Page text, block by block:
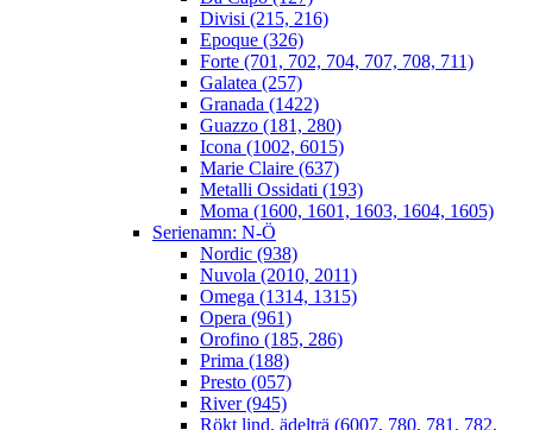
Divisi (215, 216)
Epoque (326)
Forte (701, 702, 704, 707, 708, 711)
Galatea (257)
Granada (1422)
Guazzo (181, 280)
Icona (1002, 6015)
Marie Claire (637)
Metalli Ossidati (193)
Moma (1600, 1601, 1603, 1604, 1605)
Serienamn: N-Ö
Nordic (938)
Nuvola (2010, 2011)
Omega (1314, 1315)
Opera (961)
Orofino (185, 286)
Prima (188)
Presto (057)
River (945)
Rökt lind, ädelträ (6007, 780, 781, 782,